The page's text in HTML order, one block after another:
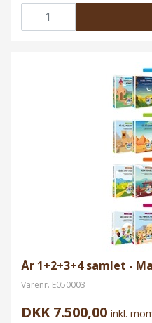
År 1+2+3+4 samlet -
Varenr. E050003
DKK 7.500,00 inkl.